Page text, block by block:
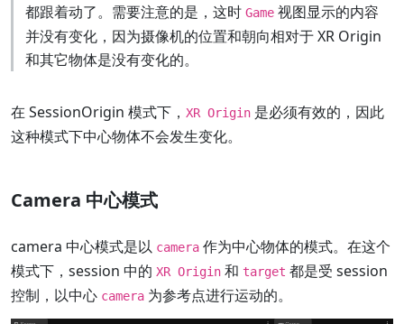
都跟着动了。需要注意的是，这时 Game视图显示的内容
并没有变化，因为摄像机的位置和朝向相对于 XR Origin
和其它物体是没有变化的。
在 SessionOrigin 模式下， XR Origin 是必须有效的，因此
这种模式下中心物体不会发生变化。
Camera 中心模式
camera 中心模式是以 camera 作为中心物体的模式。在这个
模式下，session 中的 XR Origin 和 target 都是受 session
控制，以中心 camera 为参考点进行运动的。